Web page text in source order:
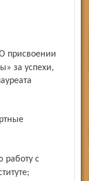
за успехи,